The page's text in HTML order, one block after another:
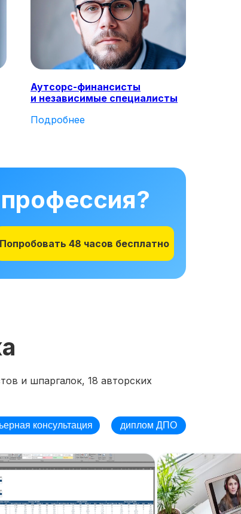
Аутсорс-финансисты
и независимые специалисты
Подробнее
Попробовать 48 часов бесплатно
и шпаргалок, 18 авторских
диплом ДПО
консультация